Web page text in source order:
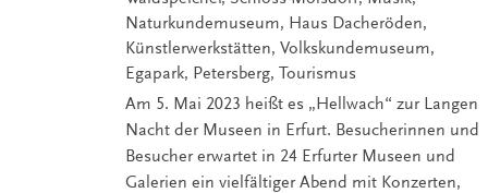
Naturkundemuseum, Haus Dacheröden,
Künstlerwerkstätten, Volkskundemuseum,
Egapark, Petersberg, Tourismus
Am 5. Mai 2023 heißt es „Hellwach“ zur Langen
Nacht der Museen in Erfurt. Besucherinnen und
Besucher erwartet in 24 Erfurter Museen und
Galerien ein vielfältiger Abend mit Konzerten,